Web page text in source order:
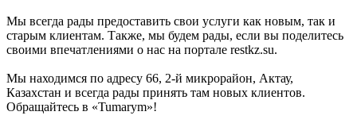
Мы всегда рады предоставить свои услуги как новым, так и
старым клиентам. Также, мы будем рады, если вы поделитесь
своими впечатлениями о нас на портале restkz.su.
Мы находимся по адресу 66, 2-й микрорайон, Актау,
Казахстан и всегда рады принять там новых клиентов.
Обращайтесь в «Tumarym»!